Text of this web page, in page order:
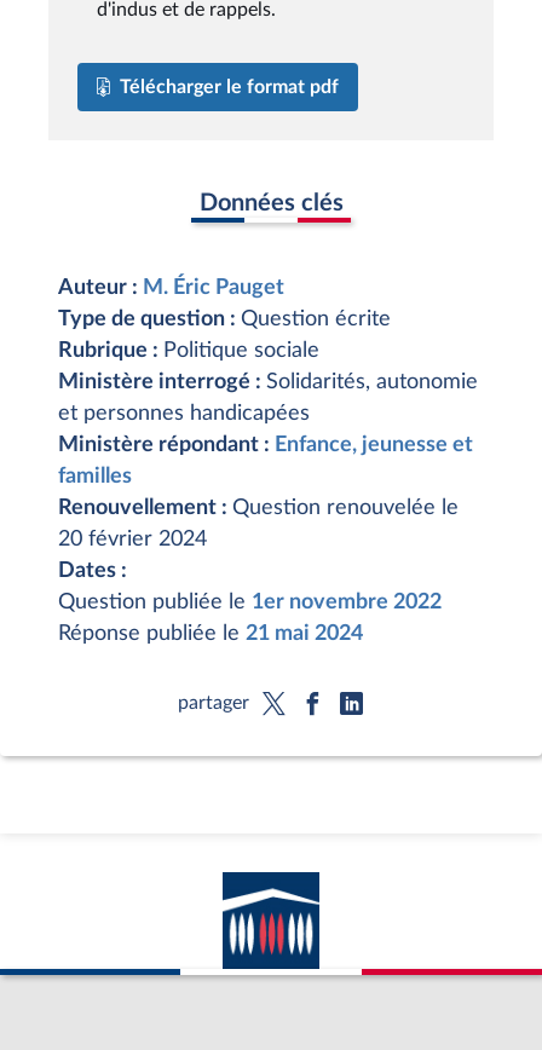
d'indus et de rappels.
Télécharger le format pdf
Données clés
Auteur : M. Éric Pauget
Type de question : Question écrite
Rubrique : Politique sociale
Ministère interrogé : Solidarités, autonomie
et personnes handicapées
Ministère répondant : Enfance, jeunesse et
familles
Renouvellement : Question renouvelée le
20 février 2024
Dates :
Question publiée le 1er novembre 2022
Réponse publiée le 21 mai 2024
partager